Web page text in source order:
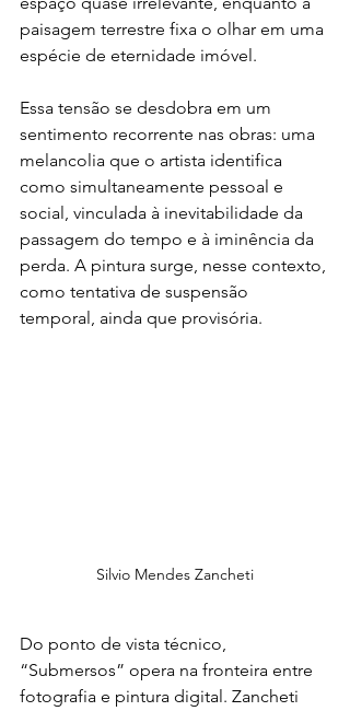
paisagem terrestre fixa o olhar em uma
espécie de eternidade imóvel.
Essa tensão se desdobra em um
sentimento recorrente nas obras: uma
melancolia que o artista identifica
como simultaneamente pessoal e
social, vinculada à inevitabilidade da
passagem do tempo e à iminência da
perda. A pintura surge, nesse contexto,
como tentativa de suspensão
temporal, ainda que provisória.
Silvio Mendes Zancheti
Do ponto de vista técnico,
“Submersos” opera na fronteira entre
fotografia e pintura digital. Zancheti